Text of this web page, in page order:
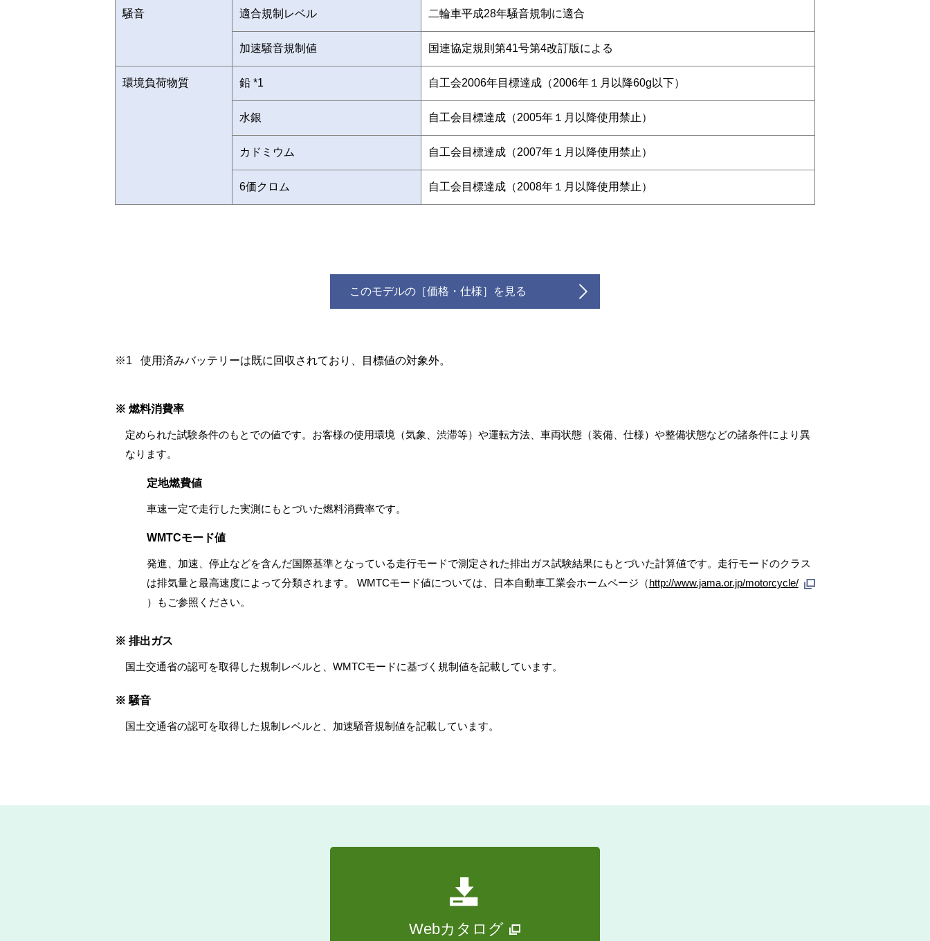
騒音 適合規制レベル 二輪車平成28年騒音規制に適合
加速騒音規制値 国連協定規則第41号第4改訂版による
環境負荷物質 鉛 *1 自工会2006年目標達成（2006年１月以降60g以下）
水銀 自工会目標達成（2005年１月以降使用禁止）
カドミウム 自工会目標達成（2007年１月以降使用禁止）
6価クロム 自工会目標達成（2008年１月以降使用禁止）
このモデルの［価格・仕様］を見る
※1 使用済みバッテリーは既に回収されており、目標値の対象外。
※ 燃料消費率
定められた試験条件のもとでの値です。お客様の使用環境（気象、渋滞等）や運転方法、車両状態（装備、仕様）や整備状態などの諸条件により異
なります。
定地燃費値
車速一定で走行した実測にもとづいた燃料消費率です。
WMTCモード値
発進、加速、停止などを含んだ国際基準となっている走行モードで測定された排出ガス試験結果にもとづいた計算値です。走行モードのクラス
は排気量と最高速度によって分類されます。 WMTCモード値については、日本自動車工業会ホームページ（http://www.jama.or.jp/motorcycle/
）もご参照ください。
※ 排出ガス
国土交通省の認可を取得した規制レベルと、WMTCモードに基づく規制値を記載しています。
※ 騒音
国土交通省の認可を取得した規制レベルと、加速騒音規制値を記載しています。
Webカタログ